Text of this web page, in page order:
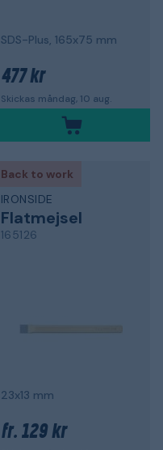
SDS-Plus, 165x75 mm
477 kr
Skickas måndag, 10 aug.
Back to work
IRONSIDE
Flatmejsel
165126
23x13 mm
fr. 129 kr